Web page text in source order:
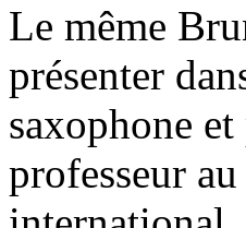
Le même
présenter
saxophone
professeur